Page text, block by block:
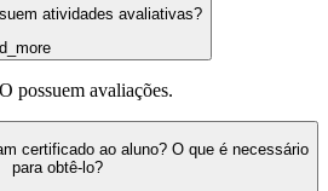
atividades avaliativas?
possuem avaliações.
certificado ao aluno? O que é necessário
para obtê-lo?